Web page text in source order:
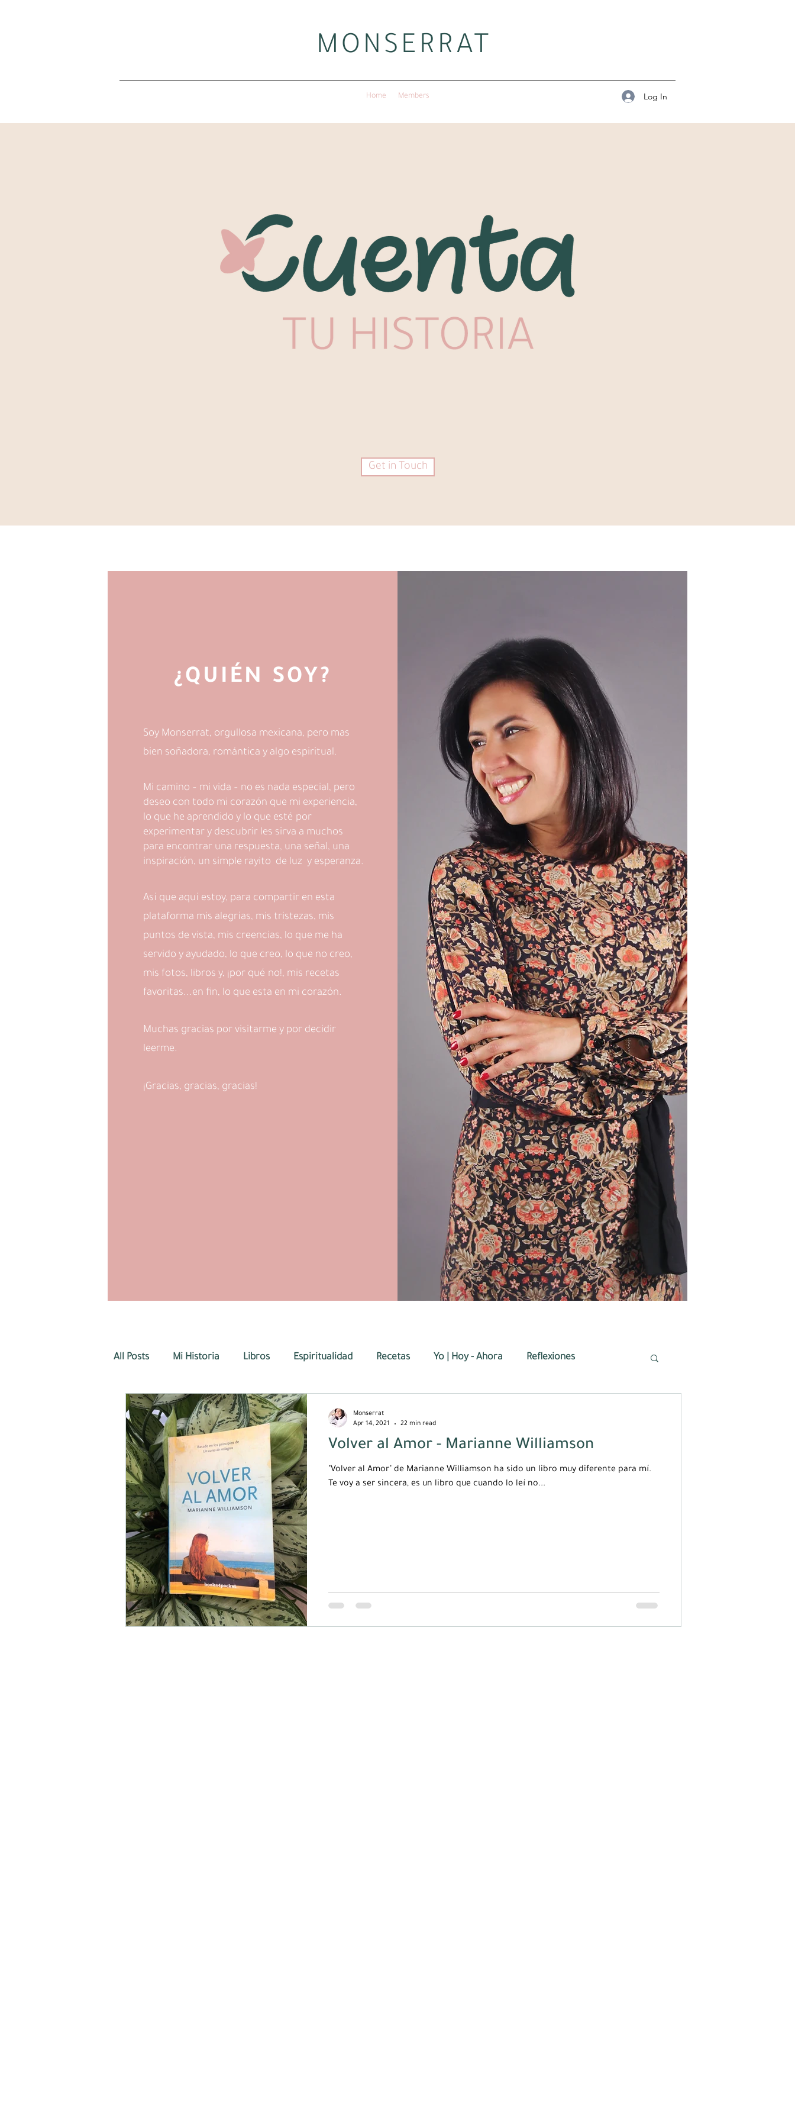
MONSERRAT
Home Members Log In
Get in Touch
All Posts Mi Historia Libros Espiritualidad Recetas Yo | Hoy - Ahora Reflexiones
Volver al Amor - Marianne Williamson
"Volver al Amor" de Marianne Williamson ha sido un libro muy diferente para mí.
Te voy a ser sincera, es un libro que cuando lo leí no...
Monserrat
Apr 14, 2021
22 min read
¿QUIÉN SOY?
Soy Monserrat, orgullosa mexicana, pero mas
bien soñadora, romántica y algo espiritual.
Mi camino – mi vida – no es nada especial, pero
deseo con todo mi corazón que mi experiencia,
lo que he aprendido y lo que esté por
experimentar y descubrir les sirva a muchos
para encontrar una respuesta, una señal, una
inspiración, un simple rayito de luz y esperanza.
Así que aquí estoy, para compartir en esta
plataforma mis alegrías, mis tristezas, mis
puntos de vista, mis creencias, lo que me ha
servido y ayudado, lo que creo, lo que no creo,
mis fotos, libros y, ¡por qué no!, mis recetas
favoritas...en fin, lo que esta en mi corazón.
Muchas gracias por visitarme y por decidir
leerme.
¡Gracias, gracias, gracias!